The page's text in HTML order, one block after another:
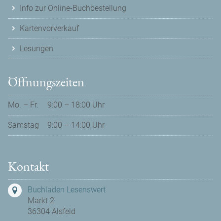
Info zur Online-Buchbestellung
Kartenvorverkauf
Lesungen
Öffnungszeiten
Mo. – Fr. 9:00 – 18:00 Uhr
Samstag 9:00 – 14:00 Uhr
Kontakt
Buchladen Lesenswert
Markt 2
36304 Alsfeld